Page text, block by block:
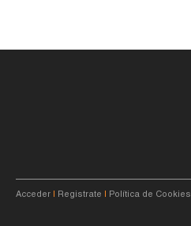
Acceder Registrate Política de Cookies